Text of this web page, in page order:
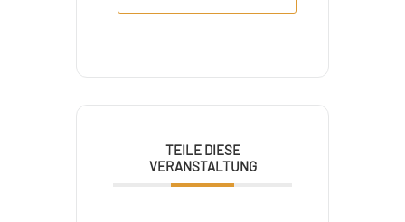
TEILE DIESE
VERANSTALTUNG